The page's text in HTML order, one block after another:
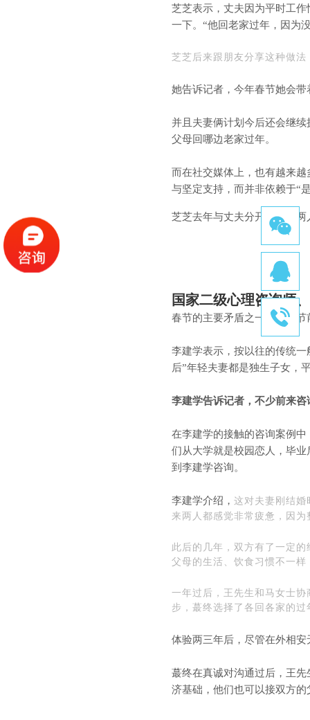
芝芝表示，丈夫因为平时工
一下。“他回老家过年，因为
芝芝后来跟朋友分享这种做
她告诉记者，今年春节她会
并且夫妻俩计划今后还会继
父母回哪边老家过年。
而在社交媒体上，也有越来
与坚定支持，而并非依赖于“
芝芝去年与丈夫分开过年，
国家二级心理咨询师
春节的主要矛盾之一，在春
李建学表示，按以往的传统
后”年轻夫妻都是独生子女，
李建学告诉记者，不少前来
在李建学的接触的咨询案例
们从大学就是校园恋人，毕
到李建学咨询。
李建学介绍， 这对夫妻刚结婚
来两人都感觉非常疲惫，因
此后的几年，双方有了一定
父母的生活、饮食习惯不一
一年过后，王先生和马女士
步，蕞终选择了各回各家的过
体验两三年后，尽管在外相
蕞终在真诚对沟通过后，王
济基础，他们也可以接双方